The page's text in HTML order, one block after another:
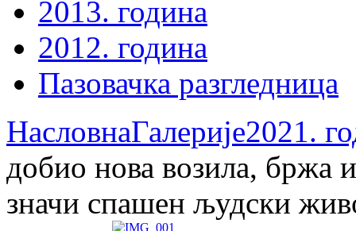
2013. година
2012. година
Пазовачка разгледница
НасловнаГалерије2021.
добио нова возила, бржа
значи спашен људски